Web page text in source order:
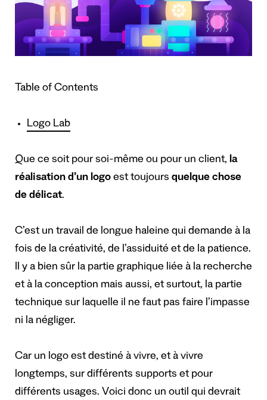
Table of Contents
Logo Lab
Que ce soit pour soi-même ou pour un client, la
réalisation d’un logo est toujours quelque chose
de délicat.
C’est un travail de longue haleine qui demande à la
fois de la créativité, de l’assiduité et de la patience.
Il y a bien sûr la partie graphique liée à la recherche
et à la conception mais aussi, et surtout, la partie
technique sur laquelle il ne faut pas faire l’impasse
ni la négliger.
Car un logo est destiné à vivre, et à vivre
longtemps, sur différents supports et pour
différents usages. Voici donc un outil qui devrait